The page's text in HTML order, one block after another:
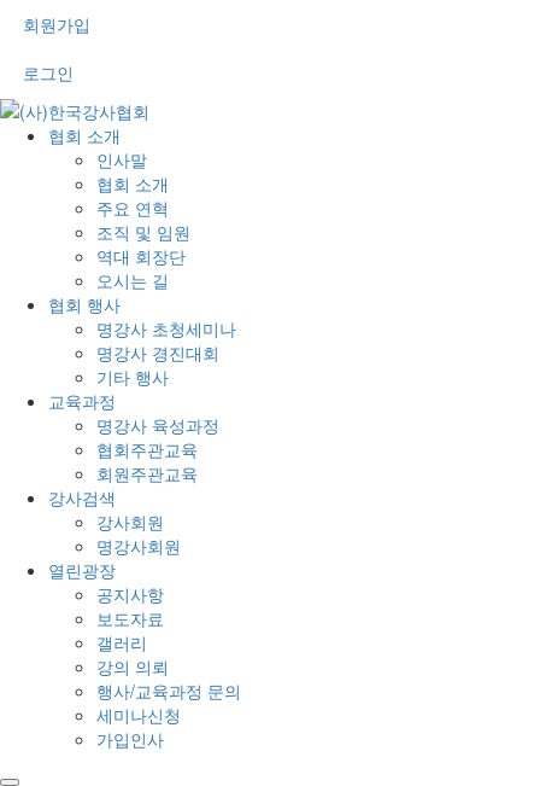
회원가입
로그인
협회 소개
인사말
협회 소개
주요 연혁
조직 및 임원
역대 회장단
오시는 길
협회 행사
명강사 초청세미나
명강사 경진대회
기타 행사
교육과정
명강사 육성과정
협회주관교육
회원주관교육
강사검색
강사회원
명강사회원
열린광장
공지사항
보도자료
갤러리
강의 의뢰
행사/교육과정 문의
세미나신청
가입인사